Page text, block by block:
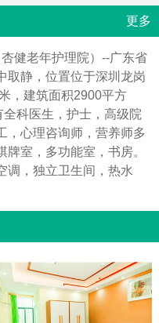
更多
健老年护理院）--广东省
取静，位置位于深圳龙岗
，建筑面积2900平方
科医生，护士，高级院
，心理咨询师，营养师多
室，多功能室，书房。
调，独立卫生间，热水